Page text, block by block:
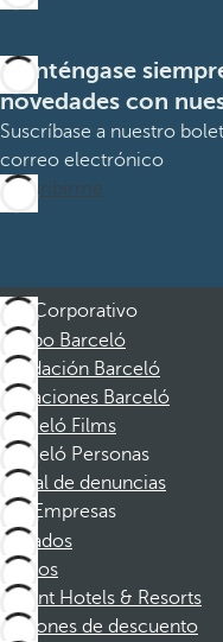
Manténgase
novedades con
Suscríbase a nuestro
correo electrónico
Suscribirme
Corporativo
Grupo Barceló
Fundación Barceló
Vacaciones Barceló
Barceló Films
Barceló Personas
Canal de denuncias
Empresas
Afiliados
Socios
Dorint Hotels & Resorts
Cupones de descuento